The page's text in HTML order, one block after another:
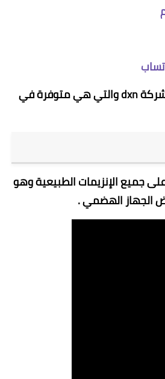
بعض العصائر الطبيعية من DXN سأذكر لك هنا اهم أنواع العصائر التي أنتجتها شركة dxn والتي هي متوفرة في
جميع الإنزيمات الطبيعية وهو
الجهاز الهضمي .